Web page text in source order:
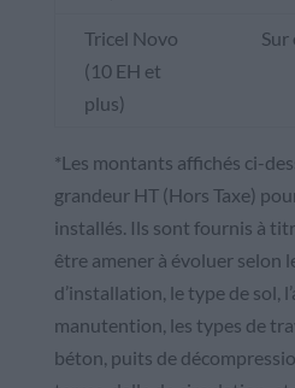
Tricel Novo
(10 EH et
plus)
Sur
*Les montants affichés ci-
grandeur HT (Hors Taxe)
installés. Ils sont fournis à
être amener à évoluer selon
d’installation, le type de sol,
manutention, les types de
béton, puits de